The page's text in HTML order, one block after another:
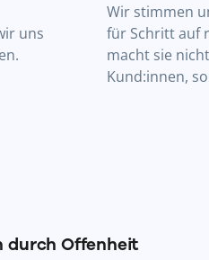
uns
Wir stimmen
für Schritt auf
macht sie
Kund:innen,
durch Offenheit